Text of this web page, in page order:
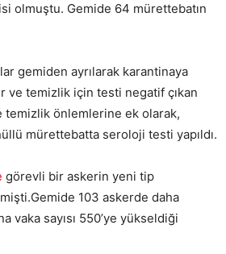
olmuştu. Gemide 64 mürettebatın
gemiden ayrılarak karantinaya
ve temizlik için testi negatif çıkan
temizlik önlemlerine ek olarak,
mürettebatta seroloji testi yapıldı.
görevli bir askerin yeni tip
103 askerde daha
sayısı 550’ye yükseldiği